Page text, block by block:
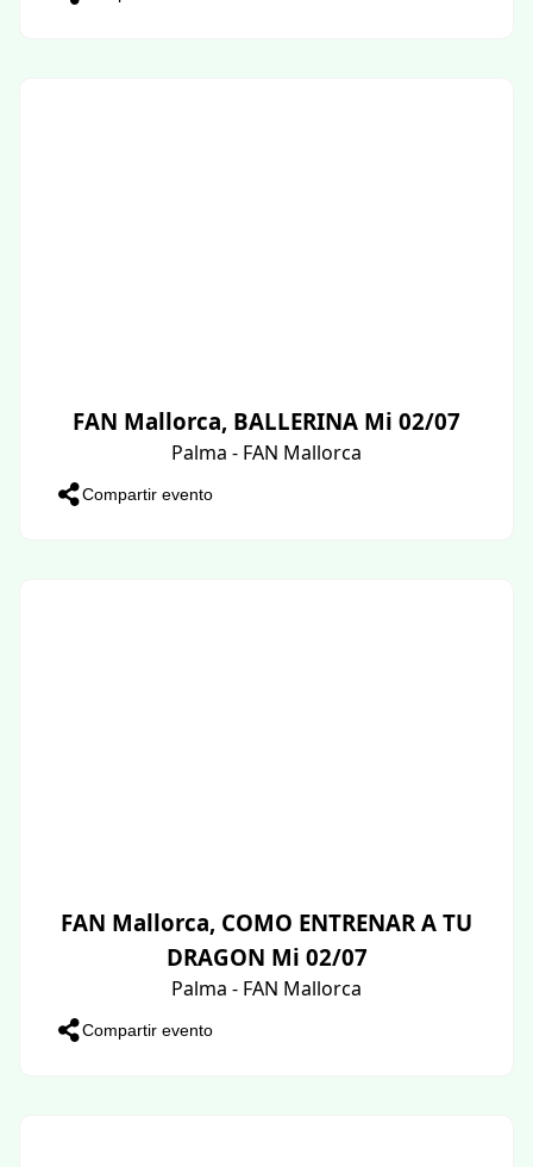
FAN Mallorca, BALLERINA Mi 02/07
Palma - FAN Mallorca
Compartir evento
FAN Mallorca, COMO ENTRENAR A TU
DRAGON Mi 02/07
Palma - FAN Mallorca
Compartir evento